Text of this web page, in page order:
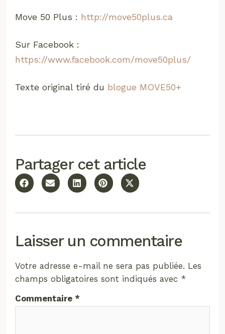
Move 50 Plus : http://move50plus.ca
Sur Facebook :
https://www.facebook.com/move50plus/
Texte original tiré du blogue MOVE50+
Partager cet article
Laisser un commentaire
Votre adresse e-mail ne sera pas publiée. Les
champs obligatoires sont indiqués avec *
Commentaire*